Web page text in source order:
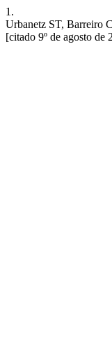
1.
Urbanetz ST, Barreiro
[citado 9º de agosto